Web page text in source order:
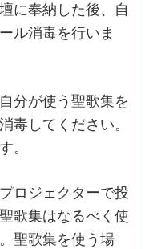
に奉納した後、自
ル消毒を行いま
分が使う聖歌集を
毒してください。
。
ロジェクターで投
歌集はなるべく使
聖歌集を使う場